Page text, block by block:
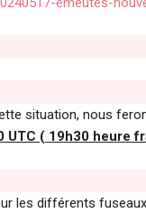
situation, nous
( 19h30 heure
les différents